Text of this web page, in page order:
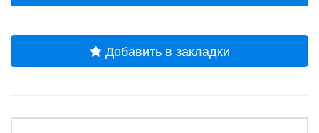
Добавить в закладки